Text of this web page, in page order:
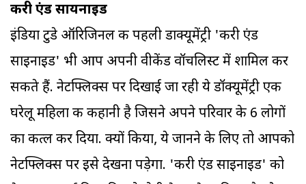
करी एंड सायनाइड
इंडिया टुडे ऑरिजिनल की पहली डाक्यूमेंट्री 'करी एंड
साइनाइड' भी आप अपनी वीकेंड वॉचलिस्ट में शामिल कर
सकते हैं. नेटफ्लिक्स पर दिखाई जा रही ये डॉक्यूमेंट्री एक
घरेलू महिला की कहानी है जिसने अपने परिवार के 6 लोगों
का कत्ल कर दिया. क्यों किया, ये जानने के लिए तो आपको
नेटफ्लिक्स पर इसे देखना पड़ेगा. 'करी एंड साइनाइड' को